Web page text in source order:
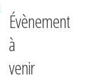
Évènement
à
venir